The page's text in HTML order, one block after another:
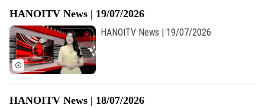
Theo dõi Hà Nội On
HANOITV News | 19/07/2026
HANOITV News | 19/07/2026
HANOITV News | 18/07/2026